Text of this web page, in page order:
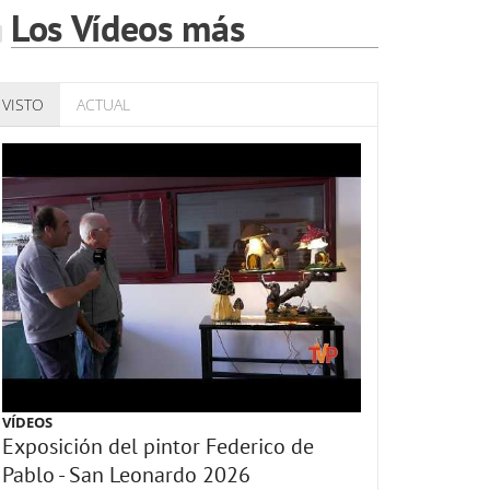
Los Vídeos más
VISTO ACTUAL
VÍDEOS
Exposición del pintor Federico de
Pablo - San Leonardo 2026